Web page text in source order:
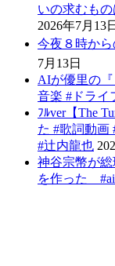
いの求むもの
2026年7月13日
今夜８時から
7月13日
AIが優里の
音楽 #ドライ
ﾌﾙver【The
た #歌詞動画
#辻内龍也
神谷宗幣が
を作った